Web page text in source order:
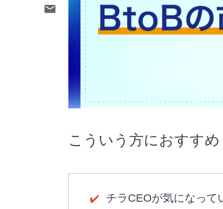
こういう方におすすめ
チラCEOが気になって